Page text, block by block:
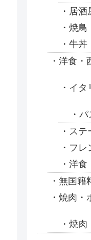
居酒
焼鳥
牛丼
洋食・
イタ
パ
ステ
フレ
洋食
無国籍
焼肉・
焼肉